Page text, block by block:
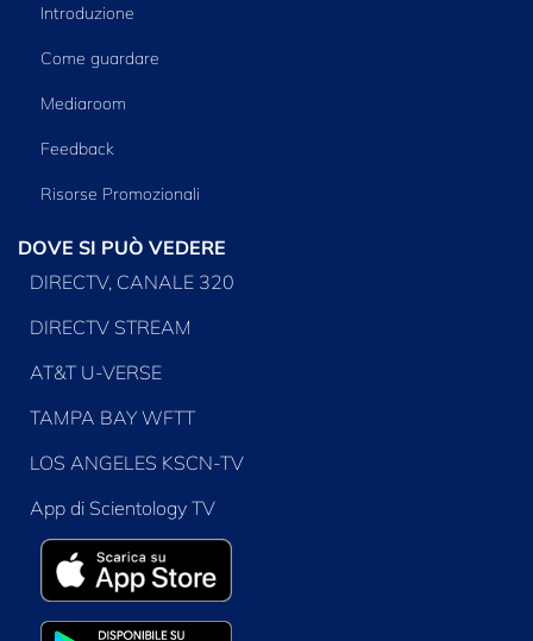
Introduzione
Come guardare
Mediaroom
Feedback
Risorse Promozionali
DOVE SI PUÒ VEDERE
DIRECTV, CANALE 320
DIRECTV STREAM
AT&T U-VERSE
TAMPA BAY WFTT
LOS ANGELES KSCN-TV
App di Scientology TV